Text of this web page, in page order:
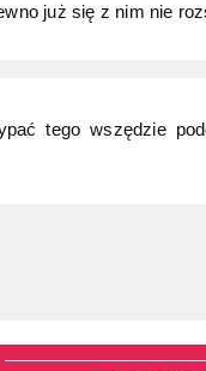
już się z nim nie
tego wszędzie